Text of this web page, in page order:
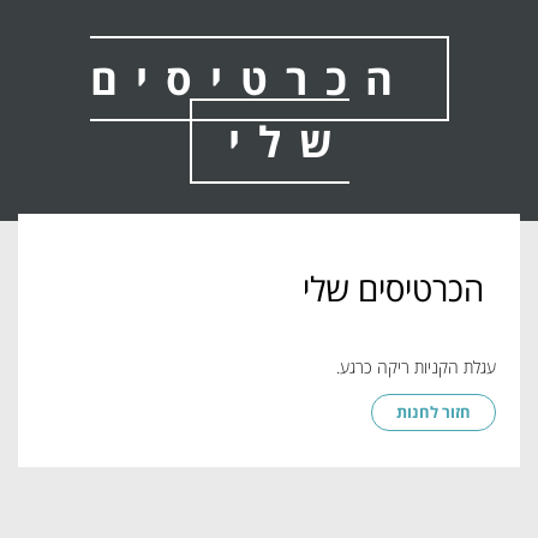
הכרטיסים
שלי
הכרטיסים שלי
עגלת הקניות ריקה כרגע.
חזור לחנות